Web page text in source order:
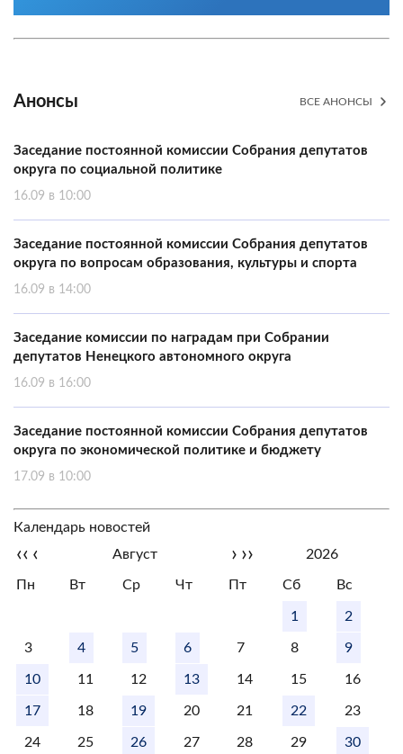
Анонсы ВСЕ АНОНСЫ
Заседание постоянной комиссии Собрания депутатов
округа по социальной политике
16.09 в 10:00
Заседание постоянной комиссии Собрания депутатов
округа по вопросам образования, культуры и спорта
16.09 в 14:00
Заседание комиссии по наградам при Собрании
депутатов Ненецкого автономного округа
16.09 в 16:00
Заседание постоянной комиссии Собрания депутатов
округа по экономической политике и бюджету
17.09 в 10:00
Календарь новостей
‹‹ ‹ Август › ›› 2026
Пн Вт Ср Чт Пт Сб Вс
1 2
3 4 5 6 7 8 9
10 11 12 13 14 15 16
17 18 19 20 21 22 23
24 25 26 27 28 29 30